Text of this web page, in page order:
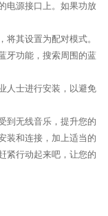
电源接口上。如果功放
其设置为配对模式。
牙功能，搜索周围的蓝
人士进行安装，以避免
到无线音乐，提升您的
装和连接，加上适当的
紧行动起来吧，让您的